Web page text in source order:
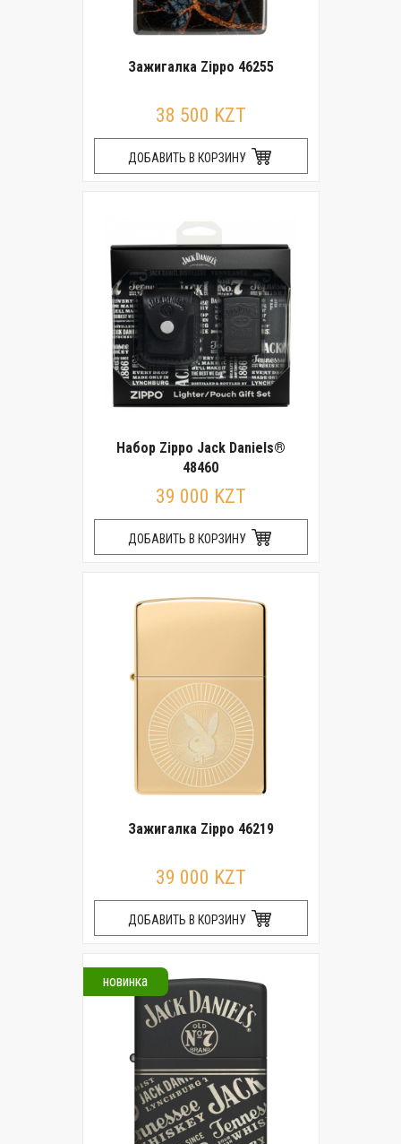
Зажигалка Zippo 46255
38 500 KZT
ДОБАВИТЬ В КОРЗИНУ
Набор Zippo Jack Daniels®
48460
39 000 KZT
ДОБАВИТЬ В КОРЗИНУ
Зажигалка Zippo 46219
39 000 KZT
ДОБАВИТЬ В КОРЗИНУ
новинка